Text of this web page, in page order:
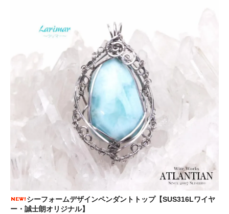
シーフォームデザインペンダントトップ【SUS316Lワイヤ
ー・誠士朗オリジナル】